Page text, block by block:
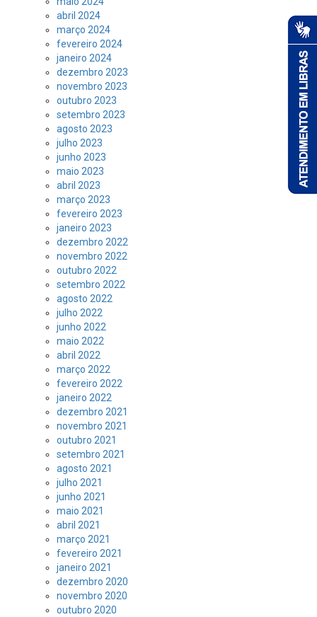
abril 2024
março 2024
fevereiro 2024
janeiro 2024
dezembro 2023
novembro 2023
outubro 2023
setembro 2023
agosto 2023
julho 2023
junho 2023
maio 2023
abril 2023
março 2023
fevereiro 2023
janeiro 2023
dezembro 2022
novembro 2022
outubro 2022
setembro 2022
agosto 2022
julho 2022
junho 2022
maio 2022
abril 2022
março 2022
fevereiro 2022
janeiro 2022
dezembro 2021
novembro 2021
outubro 2021
setembro 2021
agosto 2021
julho 2021
junho 2021
maio 2021
abril 2021
março 2021
fevereiro 2021
janeiro 2021
dezembro 2020
novembro 2020
outubro 2020